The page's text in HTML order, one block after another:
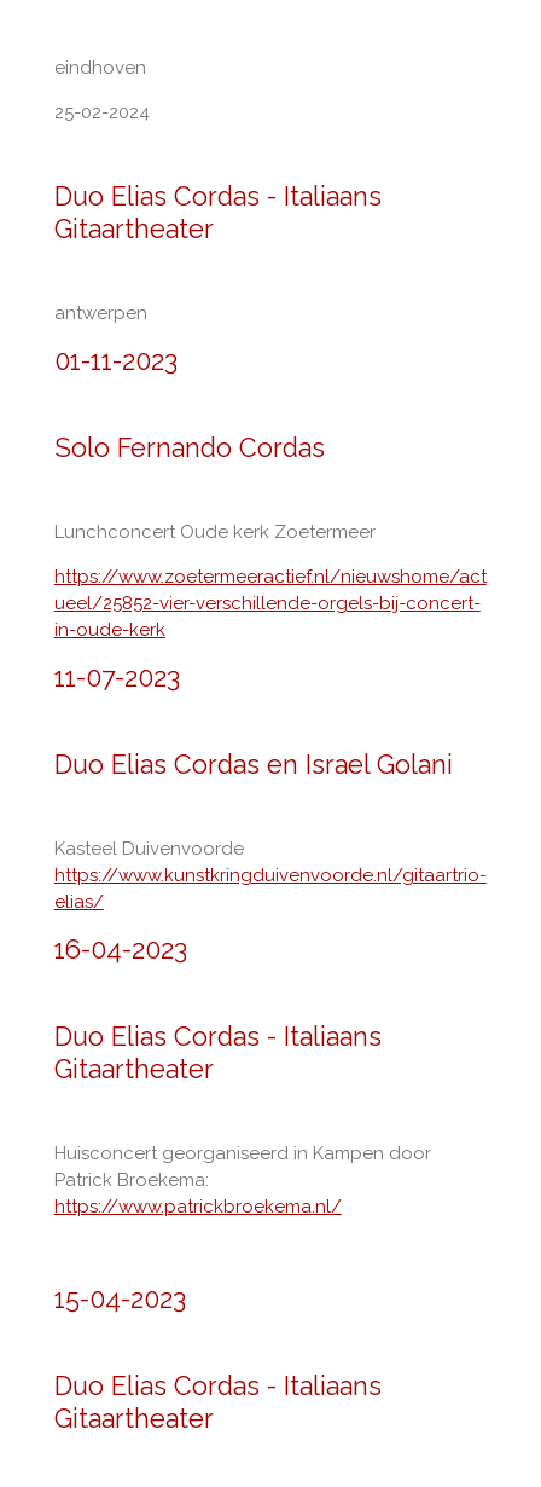
eindhoven
25-02-2024
Duo Elias Cordas - Italiaans
Gitaartheater
antwerpen
01-11-2023
Solo Fernando Cordas
Lunchconcert Oude kerk Zoetermeer
https://www.zoetermeeractief.nl/nieuwshome/act
ueel/25852-vier-verschillende-orgels-bij-concert-
in-oude-kerk
11-07-2023
Duo Elias Cordas en Israel Golani
Kasteel Duivenvoorde
https://www.kunstkringduivenvoorde.nl/gitaartrio-
elias/
16-04-2023
Duo Elias Cordas - Italiaans
Gitaartheater
Huisconcert georganiseerd in Kampen door
Patrick Broekema:
https://www.patrickbroekema.nl/
15-04-2023
Duo Elias Cordas - Italiaans
Gitaartheater